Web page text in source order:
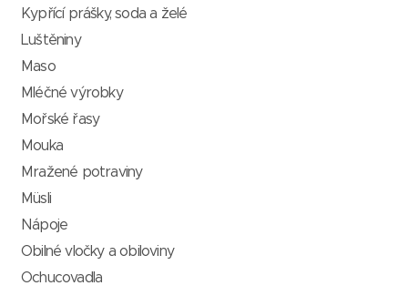
Kypřící prášky, soda a želé
Luštěniny
Maso
Mléčné výrobky
Mořské řasy
Mouka
Mražené potraviny
Müsli
Nápoje
Obilné vločky a obiloviny
Ochucovadla